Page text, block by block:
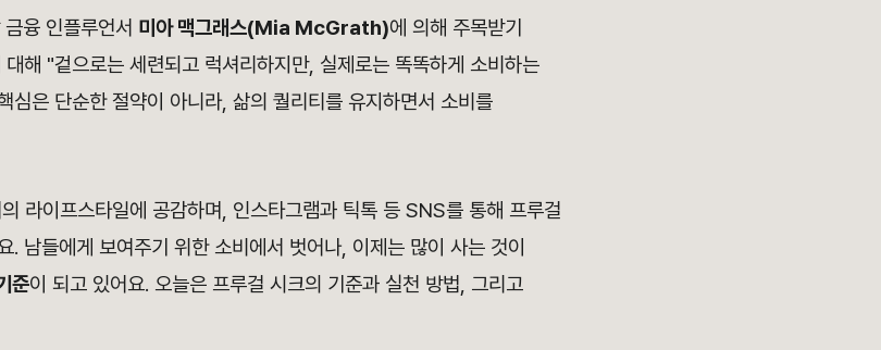
융 인플루언서 미아 맥그래스(Mia McGrath)에 의해 주목받기
해 "겉으로는 세련되고 럭셔리하지만, 실제로는 똑똑하게 소비하는
심은 단순한 절약이 아니라, 삶의 퀄리티를 유지하면서 소비를
라이프스타일에 공감하며, 인스타그램과 틱톡 등 SNS를 통해 프루걸
. 남들에게 보여주기 위한 소비에서 벗어나, 이제는 많이 사는 것이
준이 되고 있어요. 오늘은 프루걸 시크의 기준과 실천 방법, 그리고